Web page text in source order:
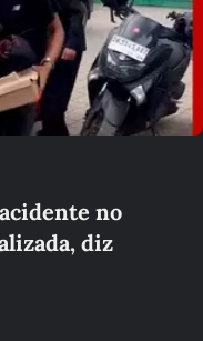
o vídeo
no
diz